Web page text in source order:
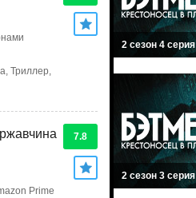
Триллер,
Prime
7.8
2 сезон 4 серия
2 сезон 3 серия